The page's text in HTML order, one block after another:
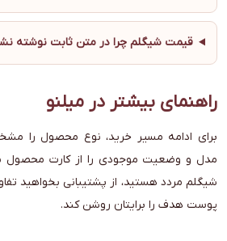
قیمت شیگلم چرا در متن ثابت نوشته
راهنمای بیشتر در میلنو
برای ادامه مسیر خرید، نوع محصول را
مدل و وضعیت موجودی را از کارت محصول
شیگلم مردد هستید، از پشتیبانی بخواهید
پوست هدف را برایتان روشن کند.